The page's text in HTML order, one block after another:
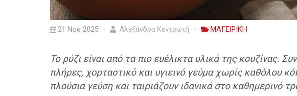
21 Νοε 2025 Αλεξάνδρα Κεντρωτή ΜΑΓΕΙΡΙΚΗ
Το ρύζι είναι από τα πιο ευέλικτα υλικά της κουζίνας.
πλήρες, χορταστικό και υγιεινό γεύμα χωρίς καθόλου
πλούσια γεύση και ταιριάζουν ιδανικά στο καθημερινό